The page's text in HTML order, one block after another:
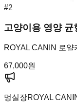
#2
고양이용 영양
ROYAL CANIN 로얄
67,000원
멍실장ROYAL